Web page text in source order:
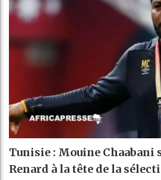
Tunisie : Mouine Chaabani
Renard à la tête de la